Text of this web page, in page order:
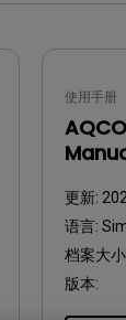
使用手册
更新:
语言:
档案大
版本: